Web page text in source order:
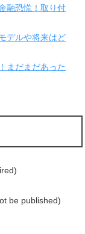
融恐慌！取り付
デルや将来はど
まだまだあった
be published)